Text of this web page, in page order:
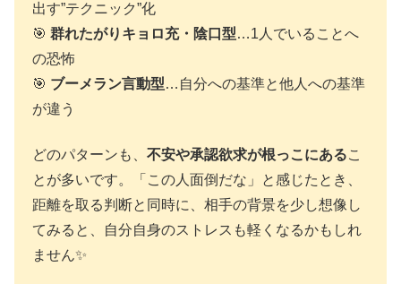
出す”テクニック”化
🎯 群れたがりキョロ充・陰口型…1人でいることへ
の恐怖
🎯 ブーメラン言動型…自分への基準と他人への基準
が違う
どのパターンも、 不安や承認欲求が根っこにあるこ
とが多いです。「この人面倒だな」と感じたとき、
距離を取る判断と同時に、相手の背景を少し想像し
てみると、自分自身のストレスも軽くなるかもしれ
ません✨